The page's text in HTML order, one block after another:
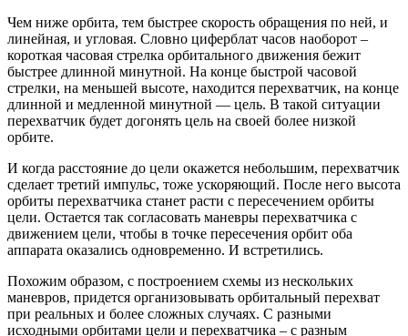
Чем ниже орбита, тем быстрее скорость обращения по ней, и
линейная, и угловая. Словно циферблат часов наоборот –
короткая часовая стрелка орбитального движения бежит
быстрее длинной минутной. На конце быстрой часовой
стрелки, на меньшей высоте, находится перехватчик, на конце
длинной и медленной минутной — цель. В такой ситуации
перехватчик будет догонять цель на своей более низкой
орбите.
И когда расстояние до цели окажется небольшим, перехватчик
сделает третий импульс, тоже ускоряющий. После него высота
орбиты перехватчика станет расти с пересечением орбиты
цели. Остается так согласовать маневры перехватчика с
движением цели, чтобы в точке пересечения орбит оба
аппарата оказались одновременно. И встретились.
Похожим образом, с построением схемы из нескольких
маневров, придется организовывать орбитальный перехват
при реальных и более сложных случаях. С разными
исходными орбитами цели и перехватчика – с разным